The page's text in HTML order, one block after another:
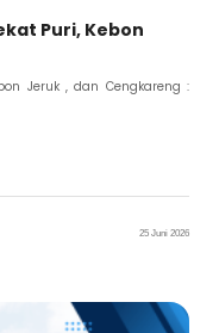
Puri, Kebon
Jeruk , dan Cengkareng :
25 Juni 2026